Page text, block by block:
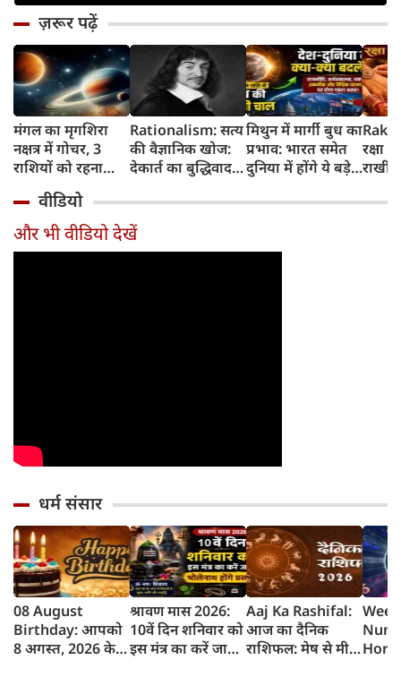
ज़रूर पढ़ें
मंगल का मृगशिरा
नक्षत्र में गोचर, 3
राशियों को रहना
सावधान
Rationalism: सत्य
की वैज्ञानिक खोज:
देकार्त का बुद्धिवाद
का जन्म
मिथुन में मार्गी बुध का
प्रभाव: भारत समेत
दुनिया में होंगे ये बड़े
रक्षा
राखी
वीडियो
और भी वीडियो देखें
धर्म संसार
08 August
Birthday: आपको
8 अगस्त, 2026 के
श्रावण मास 2026:
10वें दिन शनिवार को
इस मंत्र का करें जाप,
Aaj Ka Rashifal:
आज का दैनिक
राशिफल: मेष से मीन